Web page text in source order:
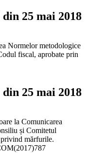
25 mai 2018
Normelor metodologice
fiscal, aprobate prin
25 mai 2018
la Comunicarea
și Comitetul
mărfurile.